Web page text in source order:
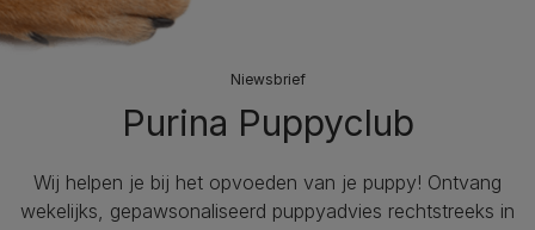
Niewsbrief
Purina Puppyclub
Wij helpen je bij het opvoeden van je puppy!​ Ontvang
wekelijks, gepawsonaliseerd puppyadvies rechtstreeks in